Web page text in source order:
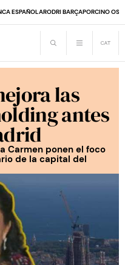
ESPAÑOLARODRI BARÇAPORCINO
las
antes
Carmen ponen el foco
de la capital del